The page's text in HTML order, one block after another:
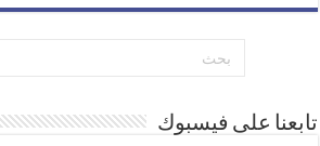
تابعنا على فيسبوك